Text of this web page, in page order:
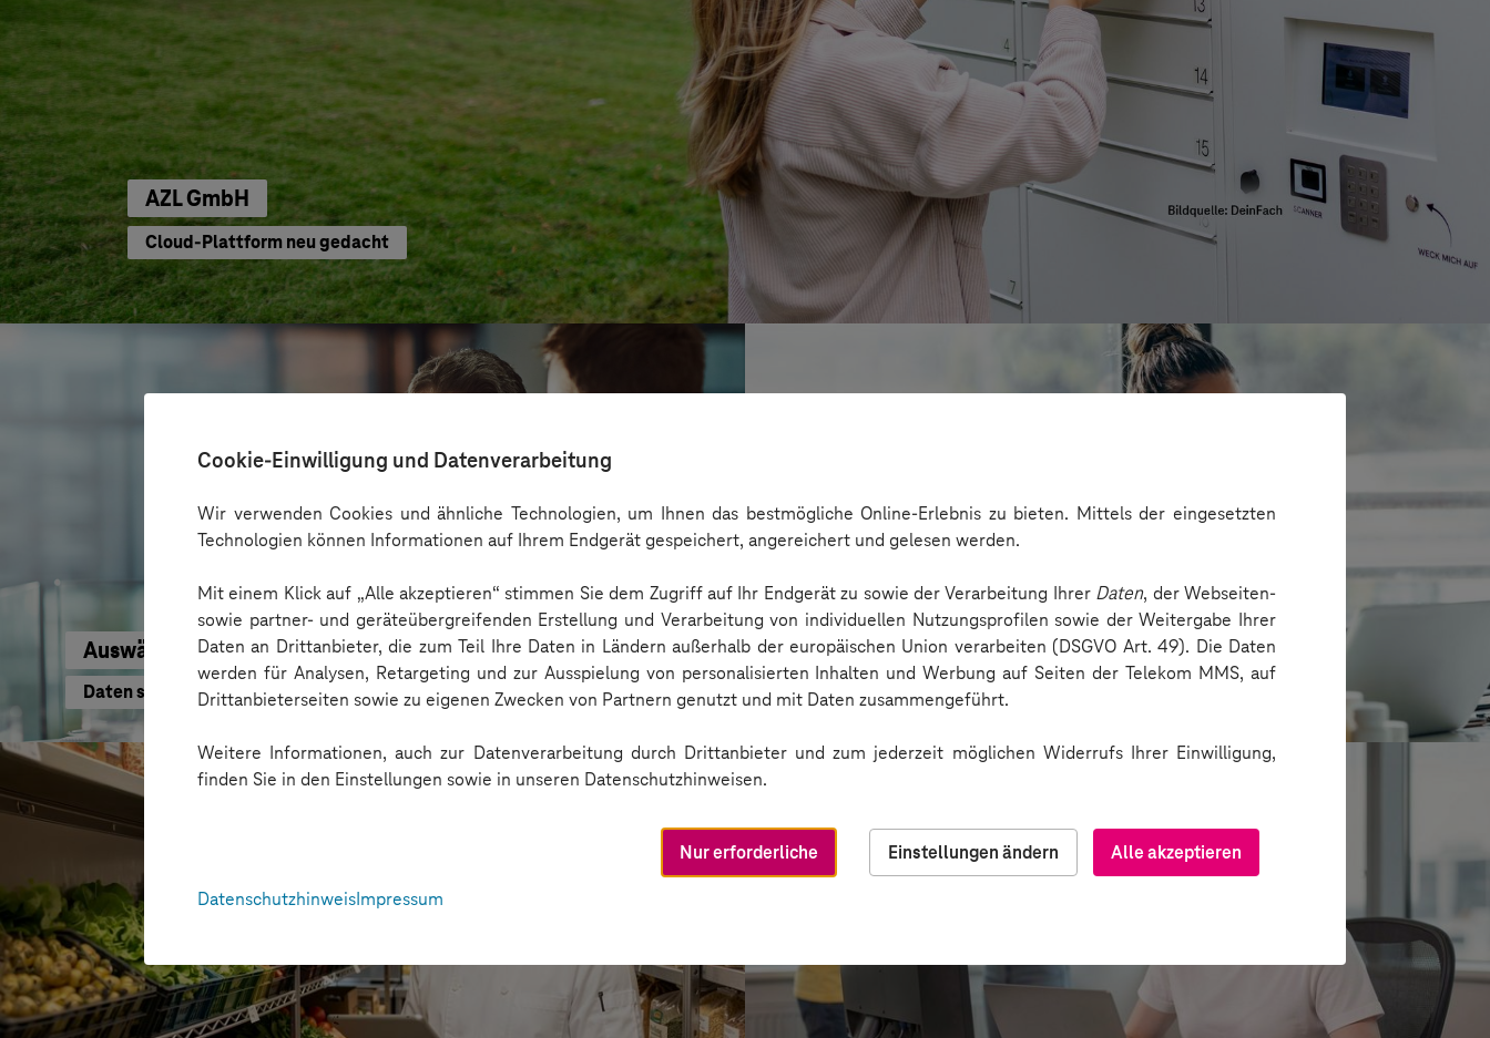
Cookie-Einwilligung und Datenverarbeitung
Wir verwenden Cookies und ähnliche Technologien, um Ihnen das bestmögliche Online-Erlebnis zu bieten. Mittels der eingesetzten
Technologien können Informationen auf Ihrem Endgerät gespeichert, angereichert und gelesen werden.
Mit einem Klick auf „Alle akzeptieren“ stimmen Sie dem Zugriff auf Ihr Endgerät zu sowie der Verarbeitung Ihrer Daten, der Webseiten-
sowie partner- und geräteübergreifenden Erstellung und Verarbeitung von individuellen Nutzungsprofilen sowie der Weitergabe Ihrer
Daten an Drittanbieter, die zum Teil Ihre Daten in Ländern außerhalb der europäischen Union verarbeiten (DSGVO Art. 49). Die Daten
werden für Analysen, Retargeting und zur Ausspielung von personalisierten Inhalten und Werbung auf Seiten der Telekom MMS, auf
Drittanbieterseiten sowie zu eigenen Zwecken von Partnern genutzt und mit Daten zusammengeführt.
Weitere Informationen, auch zur Datenverarbeitung durch Drittanbieter und zum jederzeit möglichen Widerrufs Ihrer Einwilligung,
finden Sie in den Einstellungen sowie in unseren Datenschutzhinweisen.
Alle akzeptieren
Nur erforderliche
Einstellungen ändern
DatenschutzhinweisImpressum
AZL GmbH
Cloud-Plattform neu gedacht
Auswärtiges Amt
Daten schneller nutzen
BARMER
Sichere Kommunikation über Messenger